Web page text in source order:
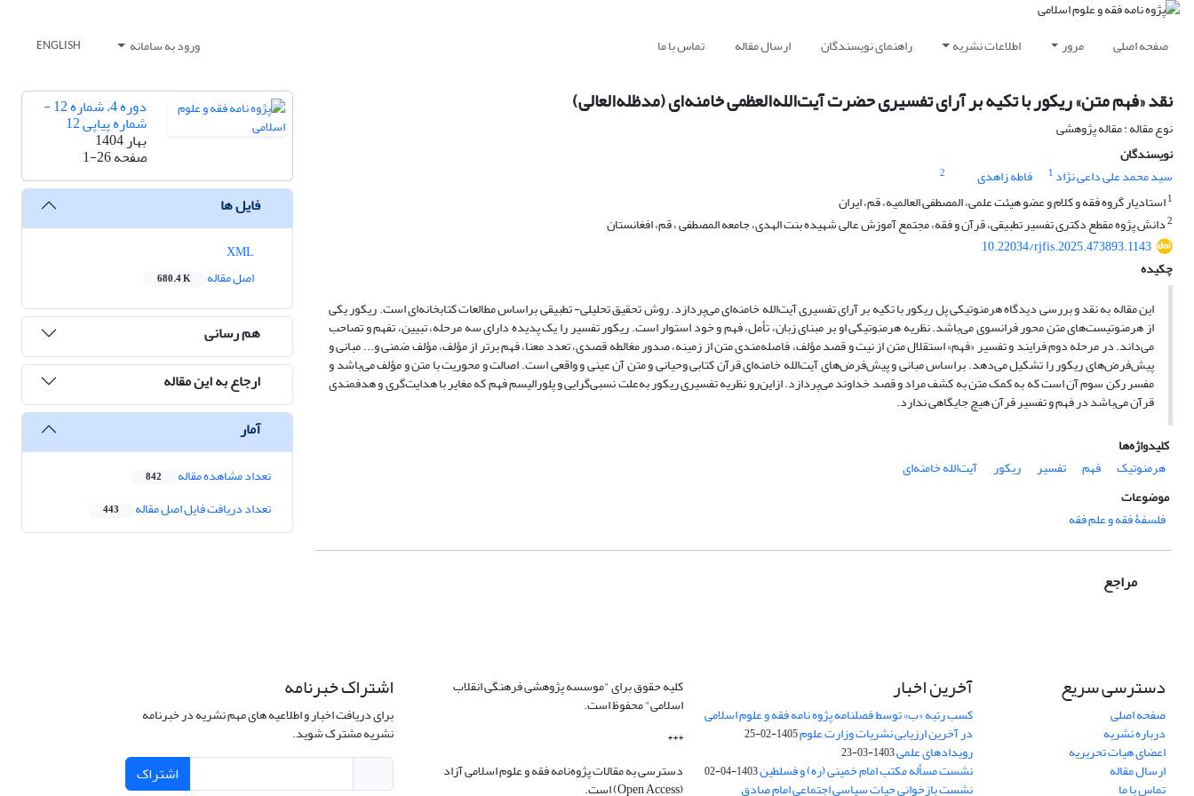
صفحه اصلی مرور اطلاعات نشریه راهنمای نویسندگان ارسال مقاله تماس با ما ورود به سامانه ENGLISH
نقد «فهم متن» ریکور با تکیه بر آرای تفسیری حضرت آیت‌الله‌العظمی خامنه‌ای (مدظله‌العالی)
نوع مقاله : مقاله پژوهشی
نویسندگان
سید محمد علی داعی نژاد 1 فاطه زاهدی
2
1استادیار گروه فقه و کلام و عضو هیئت علمی، المصطفی العالمیه، قم، ایران
2دانش پژوه مقطع دکتری تفسیر تطبیقی، قرآن و فقه، مجتمع آموزش عالی شهیده بنت الهدی، جامعه المصطفی ، قم، افغانستان
10.22034/rjfis.2025.473893.1143
چکیده
این مقاله به نقد و بررسی دیدگاه هرمنوتیکی پل ریکور با تکیه بر آرای تفسیری آیت­‌الله خامنه­‌ای می‌پردازد. روش تحقیق تحلیلی- تطبیقی براساس مطالعات کتابخانه­‌ای است. ریکور یکی
از هرمنوتیست­‌های متن محور فرانسوی می‌باشد. نظریه هرمنوتیکی او بر مبنای زبان، تأمل، فهم و خود استوار است. ریکور تفسیر را یک پدیده دارای سه مرحله، تبیین، تفهم و تصاحب
می­‌داند. در مرحله دوم فرایند و تفسیر «فهم» استقلال متن از نیت و قصد مؤلف، فاصله‌مندی متن از زمینه، صدور مغالطه قصدی، تعدد معنا، فهم برتر از مؤلف، مؤلف ضمنی و... مبانی و
پیش‌فرض­‌های ریکور را تشکیل می­‌دهد. براساس مبانی و پیش­‌فرض­‌های آیت­‌الله خامنه­‌ای قرآن کتابی وحیانی و متن آن عینی و واقعی است. اصالت و محوریت با متن و مؤلف می‌باشد و
مفسر رکن سوم آن است که به کمک متن به کشف مراد و قصد خداوند می­‌پردازد. ازاین‌رو نظریه تفسیری ریکور به‌علت نسبی­‌گرایی و پلورالیسم فهم که مغایر با هدایت­‌گری و هدفمندی
قرآن می‌باشد در فهم و تفسیر قرآن هیچ جایگاهی ندارد.
کلیدواژه‌ها
هرمنوتیک
فهم تفسیر ریکور
آیت‌الله خامنه‌ای
موضوعات
فلسفۀ فقه و علم فقه
مراجع
دوره 4، شماره 12 -
شماره پیاپی 12
بهار 1404
صفحه1-26
فایل ها
اصل مقاله
680.4 K
هم رسانی
ارجاع به این مقاله
آمار
تعداد مشاهده مقاله 842
تعداد دریافت فایل اصل مقاله 443
دسترسی سریع
صفحه اصلی
درباره نشریه
اعضای هیات تحریریه
ارسال مقاله
تماس با ما
آخرین اخبار
کسب رتبه «ب» توسط فصلنامه پژوه نامه فقه و علوم اسلامی
در آخرین ارزیابی نشریات وزارت علوم1405-02-25
رویدادهای علمی1403-03-23
نشست مسأله مکتب امام خمینی (ره) و فسلطین1403-04-02
نشست بازخوانی حیات سیاسی اجتماعی امام صادق
کلیه حقوق برای "موسسه پژوهشی فرهنگی انقلاب
اسلامی" محفوظ است.
***
دسترسی به مقالات پژوه‌نامه فقه و علوم اسلامی آزاد
(Open Access) است.
اشتراک خبرنامه
برای دریافت اخبار و اطلاعیه های مهم نشریه در خبرنامه
نشریه مشترک شوید.
اشتراک